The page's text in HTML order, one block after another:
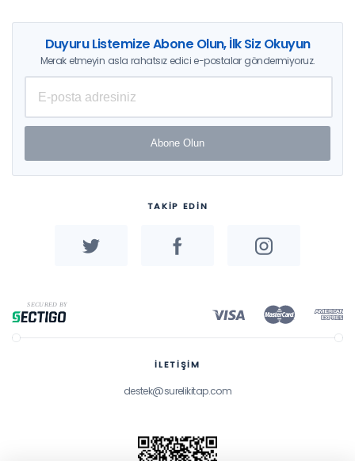
Duyuru Listemize Abone Olun, İlk Siz Okuyun
Merak etmeyin asla rahatsız edici e-postalar göndermiyoruz.
Abone Olun
TAKİP EDİN
İLETİŞİM
destek@surelikitap.com